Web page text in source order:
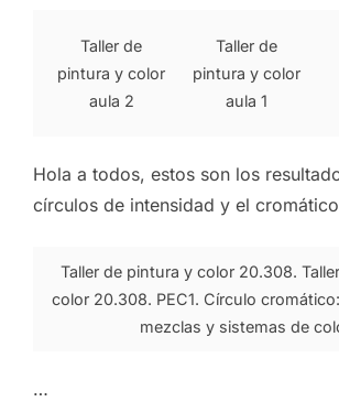
Taller de
pintura y color
aula 2
Taller de
pintura y color
aula 1
Hola a todos, estos son los
círculos de intensidad y el
Taller de pintura y color 20.308.
color 20.308. PEC1. Círculo
mezclas y sistemas de
…